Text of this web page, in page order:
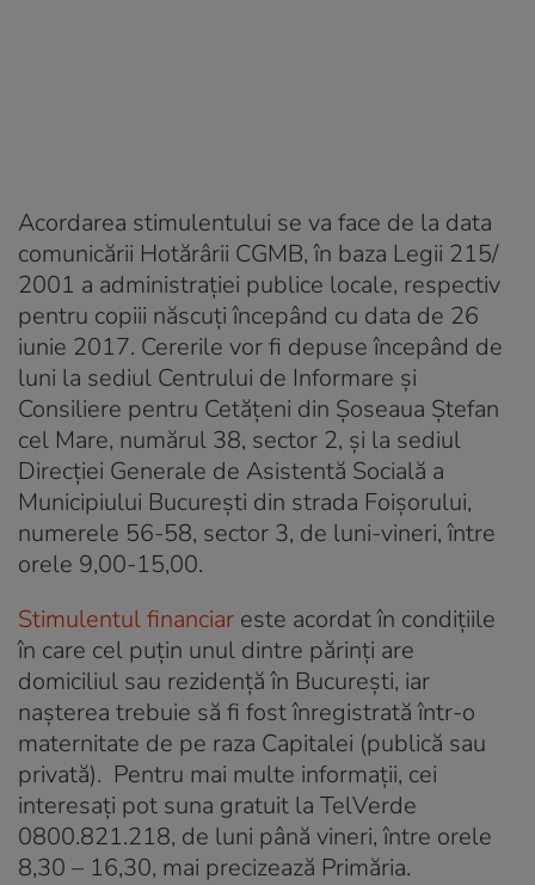
Acordarea stimulentului se va face de la data
comunicării Hotărârii CGMB, în baza Legii 215/
2001 a administraţiei publice locale, respectiv
pentru copiii născuţi începând cu data de 26
iunie 2017. Cererile vor fi depuse începând de
luni la sediul Centrului de Informare şi
Consiliere pentru Cetăţeni din Şoseaua Ştefan
cel Mare, numărul 38, sector 2, şi la sediul
Direcţiei Generale de Asistentă Socială a
Municipiului Bucureşti din strada Foişorului,
numerele 56-58, sector 3, de luni-vineri, între
orele 9,00-15,00.
Stimulentul financiar este acordat în condiţiile
în care cel puţin unul dintre părinţi are
domiciliul sau rezidenţă în Bucureşti, iar
naşterea trebuie să fi fost înregistrată într-o
maternitate de pe raza Capitalei (publică sau
privată). Pentru mai multe informaţii, cei
interesaţi pot suna gratuit la TelVerde
0800.821.218, de luni până vineri, între orele
8,30 – 16,30, mai precizează Primăria.